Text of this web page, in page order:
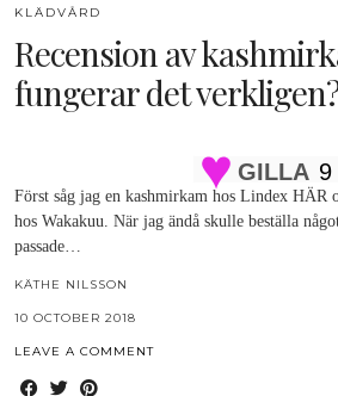
KLÄDVÅRD
Recension av
fungerar det
GILLA 9
Först såg jag en kashmirkam hos Lindex HÄR
hos Wakakuu. När jag ändå skulle beställa
passade…
KÄTHE NILSSON
10 OCTOBER 2018
LEAVE A COMMENT